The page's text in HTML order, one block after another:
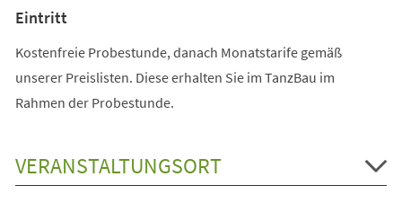
Eintritt
Kostenfreie Probestunde, danach Monatstarife gemäß
unserer Preislisten. Diese erhalten Sie im TanzBau im
Rahmen der Probestunde.
VERANSTALTUNGSORT